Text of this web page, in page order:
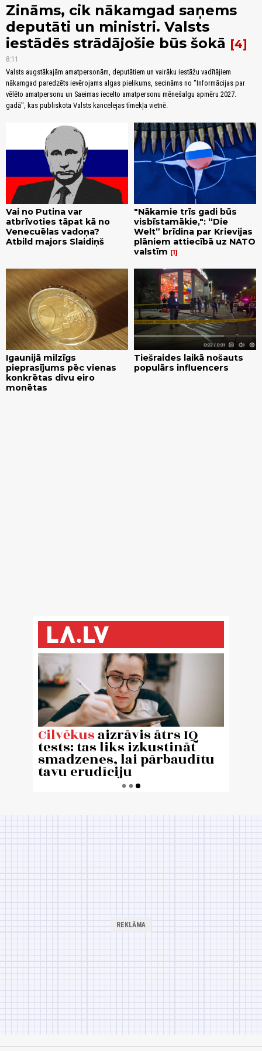
Zināms, cik nākamgad saņems
deputāti un ministri. Valsts
iestādēs strādājošie būs šokā
4
8:11
Valsts augstākajām amatpersonām, deputātiem un vairāku iestāžu vadītājiem
nākamgad paredzēts ievērojams algas pielikums, secināms no "Informācijas par
vēlēto amatpersonu un Saeimas iecelto amatpersonu mēnešalgu apmēru 2027.
gadā", kas publiskota Valsts kancelejas tīmekļa vietnē.
Vai no Putina var
atbrīvoties tāpat kā no
Venecuēlas vadoņa?
Atbild majors Slaidiņš
"Nākamie trīs gadi būs
visbīstamākie,": “Die
Welt” brīdina par Krievijas
plāniem attiecībā uz NATO
valstīm
1
Igaunijā milzīgs
pieprasījums pēc vienas
konkrētas divu eiro
monētas
Tiešraides laikā nošauts
populārs influencers